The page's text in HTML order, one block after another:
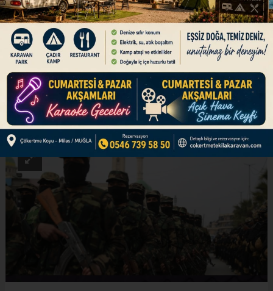
Suriye ordusu, Halep kent merkezinde terör
örgütü YPG'ye yönelik nokta operasyonlara
başladı.
ABONE OL